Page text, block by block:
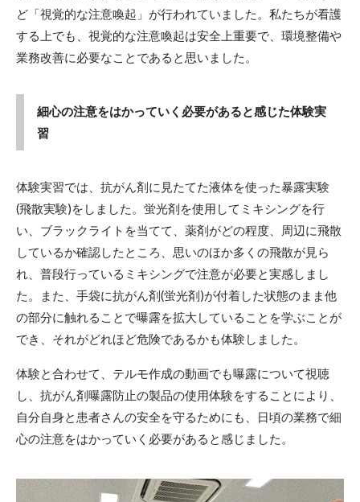
ど「視覚的な注意喚起」が行われていました。私たちが看護
する上でも、視覚的な注意喚起は安全上重要で、環境整備や
業務改善に必要なことであると思いました。
細心の注意をはかっていく必要があると感じた体験実
習
体験実習では、抗がん剤に見たてた液体を使った暴露実験
(飛散実験)をしました。蛍光剤を使用してミキシングを行
い、ブラックライトを当てて、薬剤がどの程度、周辺に飛散
しているか確認したところ、思いのほか多くの飛散が見ら
れ、普段行っているミキシングで注意が必要と実感しまし
た。また、手袋に抗がん剤(蛍光剤)が付着した状態のまま他
の部分に触れることで曝露を拡大していることを学ぶことが
でき、それがどれほど危険であるかも体験しました。
体験と合わせて、テルモ作成の動画でも曝露について視聴
し、抗がん剤曝露防止の製品の使用体験をすることにより、
自分自身と患者さんの安全を守るためにも、日頃の業務で細
心の注意をはかっていく必要があると感じました。